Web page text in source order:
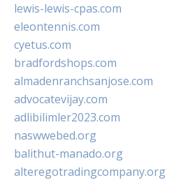
lewis-lewis-cpas.com
eleontennis.com
cyetus.com
bradfordshops.com
almadenranchsanjose.com
advocatevijay.com
adlibilimler2023.com
naswwebed.org
balithut-manado.org
alteregotradingcompany.org